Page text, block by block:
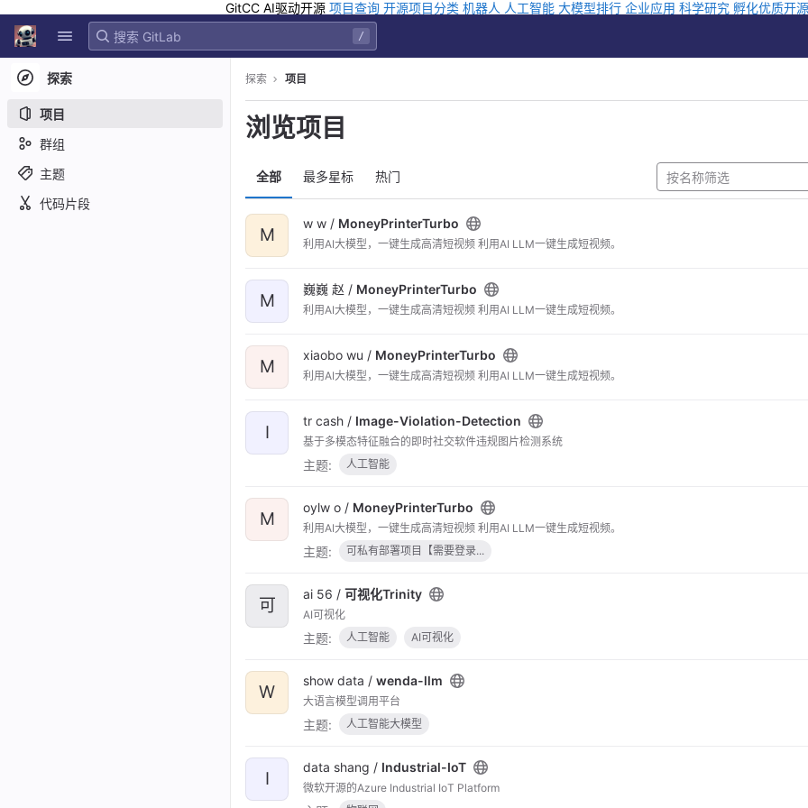
GitCC AI驱动开源 项目查询 开源项目分类 机器人 人工智能 大模型排行 企业应用 科学研究 孵化优质开
Skip to content
GitLab
/
探索
项目
群组
主题
代码片段
探索 项目
浏览项目
全部 最多星标 热门
M
w w / MoneyPrinterTurbo
利用AI大模型，一键生成高清短视频 利用AI LLM一键生成短视频。
M
巍巍 赵 / MoneyPrinterTurbo
利用AI大模型，一键生成高清短视频 利用AI LLM一键生成短视频。
M
xiaobo wu / MoneyPrinterTurbo
利用AI大模型，一键生成高清短视频 利用AI LLM一键生成短视频。
I
tr cash / Image-Violation-Detection
基于多模态特征融合的即时社交软件违规图片检测系统
主题: 人工智能
M
oylw o / MoneyPrinterTurbo
利用AI大模型，一键生成高清短视频 利用AI LLM一键生成短视频。
主题: 可私有部署项目【需要登录...
可
ai 56 / 可视化Trinity
AI可视化
主题: 人工智能 AI可视化
W
show data / wenda-llm
大语言模型调用平台
主题: 人工智能大模型
I
data shang / Industrial-IoT
微软开源的Azure Industrial IoT Platform